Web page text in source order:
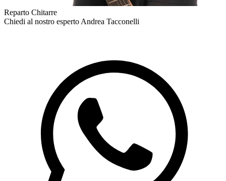
Reparto Chitarre
Chiedi al nostro esperto Andrea Tacconelli